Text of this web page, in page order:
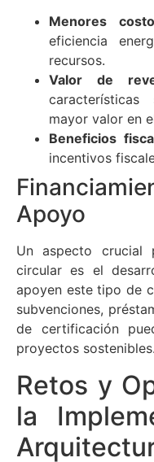
Menores
eficiencia
recursos.
Valor de
mayor valor en
Beneficios
incentivos
Apoyo
Un aspecto crucial
circular es el
apoyen este tipo de
subvenciones,
de certificación
proyectos sostenibles.
Retos y
la